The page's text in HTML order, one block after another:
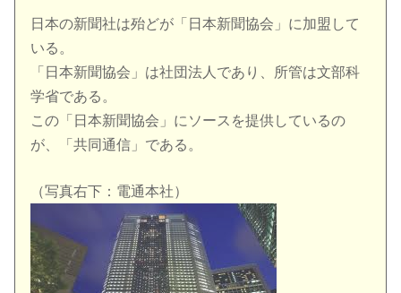
日本の新聞社は殆どが「日本新聞協会」に加盟して
いる。
「日本新聞協会」は社団法人であり、所管は文部科
学省である。
この「日本新聞協会」にソースを提供しているの
が、「共同通信」である。
（写真右下：電通本社）